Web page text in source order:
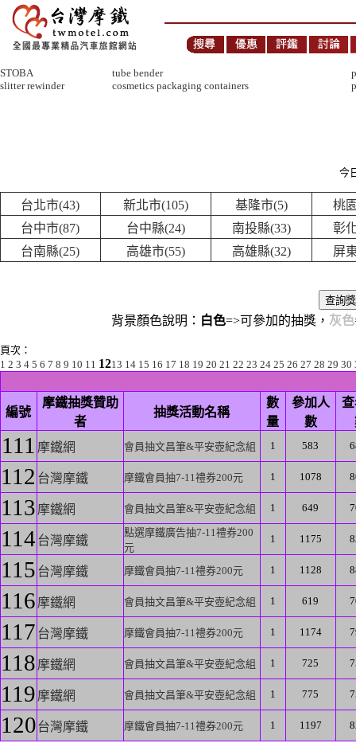
STOBA tube bender
slitter rewinder
cosmetics packaging containers
今
台北市(43) 新北市(105) 基隆市(5)
桃
台中市(87)
台中縣(24) 南投縣(33)
彰
台南縣(25)
高雄市(55) 高雄縣(32) 屏
背景顏色說明： 白色=>可參加的抽獎， 灰色
頁次：
1 2 3 4 5 6 7 8 9 10 11 1213 14 15 16 17 18 19 20 21 22 23 24 25 26 27 28 29 30
編號
摩鐵抽獎贊助
者
抽獎活動名稱
數
量
參加人
數
111 摩鐵網 會員抽文昌筆&平安壺紀念組 1 583
112 台灣摩鐵 摩鐵會員抽7-11禮券200元 1 1078
113 摩鐵網 會員抽文昌筆&平安壺紀念組 1 649
114 台灣摩鐵
點選摩鐵廣告抽7-11禮券200
元
1 1175
115 台灣摩鐵 摩鐵會員抽7-11禮券200元 1 1128
116 摩鐵網 會員抽文昌筆&平安壺紀念組 1 619
117 台灣摩鐵 摩鐵會員抽7-11禮券200元 1 1174
118 摩鐵網 會員抽文昌筆&平安壺紀念組 1 725
119 摩鐵網 會員抽文昌筆&平安壺紀念組 1 775
120台灣摩鐵 摩鐵會員抽7-11禮券200元 1 1197